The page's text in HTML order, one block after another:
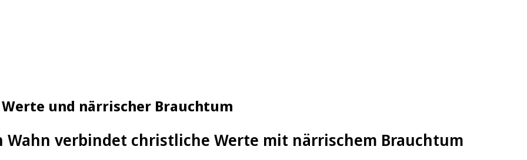
und närrischer Brauchtum
Wahn verbindet christliche Werte mit närrischem Brauchtum